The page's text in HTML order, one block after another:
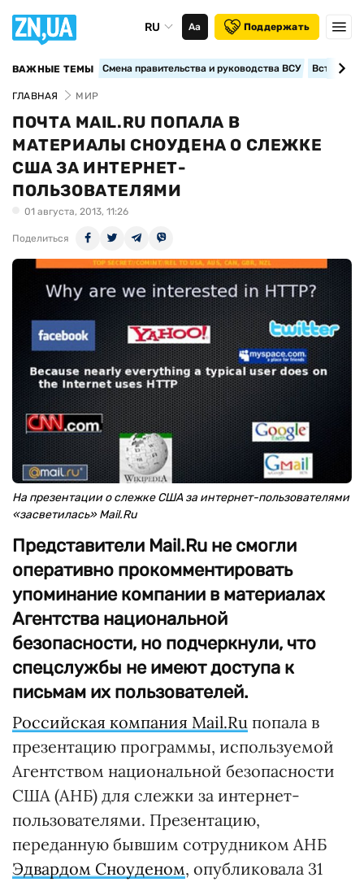
RU Аа Поддержать
ВАЖНЫЕ ТЕМЫ Смена правительства и руководства ВСУ
ГЛАВНАЯ МИР
ПОЧТА MAIL.RU ПОПАЛА В
МАТЕРИАЛЫ СНОУДЕНА О СЛЕЖКЕ
США ЗА ИНТЕРНЕТ-
ПОЛЬЗОВАТЕЛЯМИ
01 августа, 2013, 11:26
Поделиться
На презентации о слежке США за интернет-пользователями
«засветилась» Mail.Ru
Представители Mail.Ru не смогли
оперативно прокомментировать
упоминание компании в материалах
Агентства национальной
безопасности, но подчеркнули, что
спецслужбы не имеют доступа к
письмам их пользователей.
Российская компания Mail.Ru попала в
презентацию программы, используемой
Агентством национальной безопасности
США (АНБ) для слежки за интернет-
пользователями. Презентацию,
переданную бывшим сотрудником АНБ
Эдвардом Сноуденом, опубликовала 31